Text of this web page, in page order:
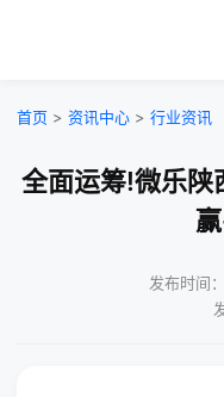
首页 > 资讯中心 > 行业资讯
全面运筹!微乐陕
发布时间